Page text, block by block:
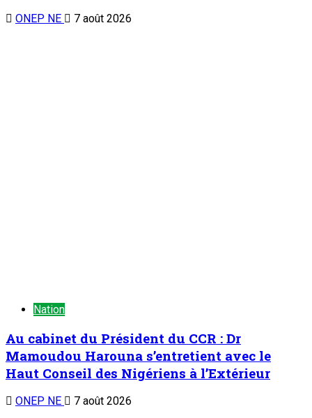
ONEP NE 7 août 2026
Nation
Au cabinet du Président du CCR : Dr
Mamoudou Harouna s’entretient avec le
Haut Conseil des Nigériens à l’Extérieur
ONEP NE 7 août 2026